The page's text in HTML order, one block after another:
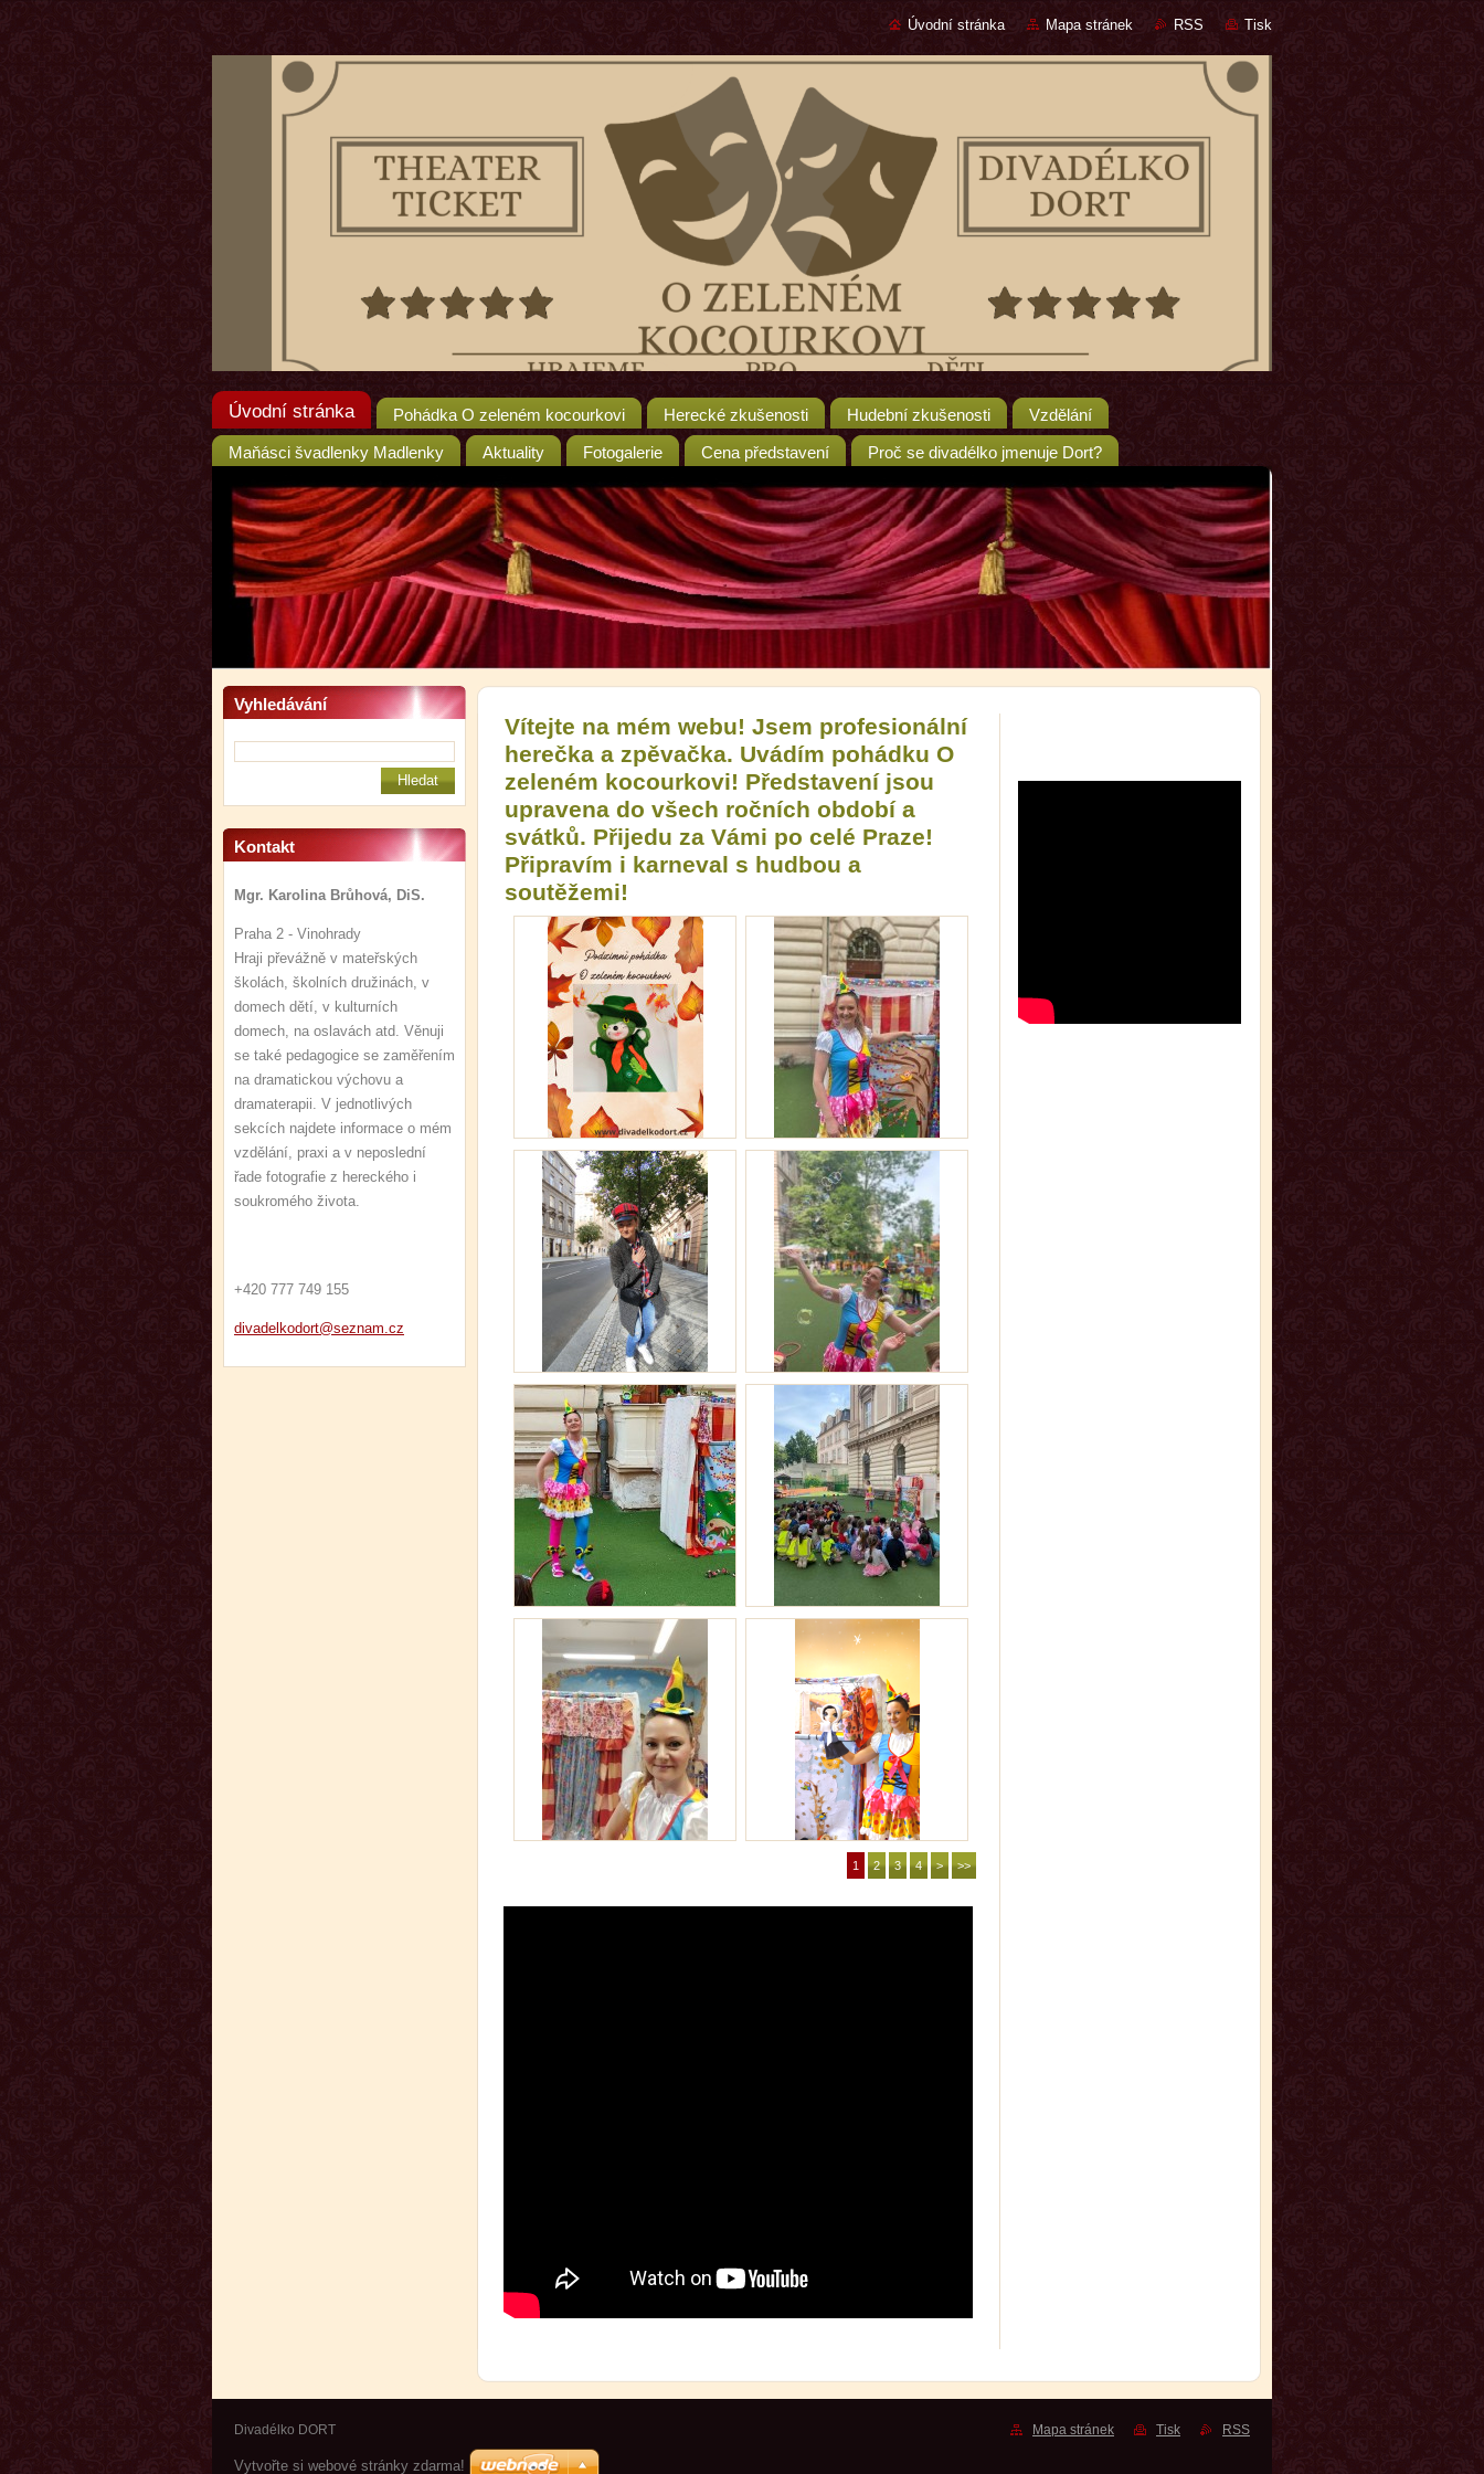
Úvodní stránka Mapa stránek RSS Tisk
Úvodní stránka Pohádka O zeleném kocourkovi Herecké zkušenosti Hudební zkušenosti Vzdělání
Maňásci švadlenky Madlenky Aktuality Fotogalerie Cena představení Proč se divadélko jmenuje Dort?
Vyhledávání
Kontakt
Mgr. Karolina Brůhová, DiS.
Praha 2 - Vinohrady
Hraji převážně v mateřských
školách, školních družinách, v
domech dětí, v kulturních
domech, na oslavách atd. Věnuji
se také pedagogice se zaměřením
na dramatickou výchovu a
dramaterapii. V jednotlivých
sekcích najdete informace o mém
vzdělání, praxi a v neposlední
řade fotografie z hereckého i
soukromého života.
+420 777 749 155
divadelkodort@seznam.cz
Vítejte na mém webu! Jsem profesionální
herečka a zpěvačka. Uvádím pohádku O
zeleném kocourkovi! Představení jsou
upravena do všech ročních období a
svátků. Přijedu za Vámi po celé Praze!
Připravím i karneval s hudbou a
soutěžemi!
1 2 3 4 > >>
Mapa stránek Tisk RSS
Divadélko DORT
Vytvořte si webové stránky zdarma!